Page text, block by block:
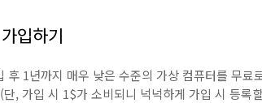
입하기
후 1년까지 매우 낮은 수준의 가상 컴퓨터를 무료
단, 가입 시 1$가 소비되니 넉넉하게 가입 시 등록